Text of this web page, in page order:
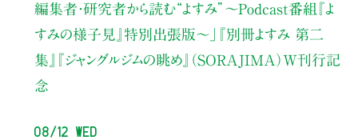
編集者・研究者から読む“よすみ” 〜Podcast番組『よ
すみの様子見』特別出張版〜」
『別冊よすみ 第二
集』『ジャングルジムの眺め』（SORAJIMA）W刊行記
念
08/12 Wed